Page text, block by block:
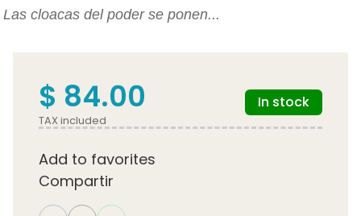
Las cloacas del poder se ponen...
$ 84.00
TAX included
In stock
Add to favorites
Compartir